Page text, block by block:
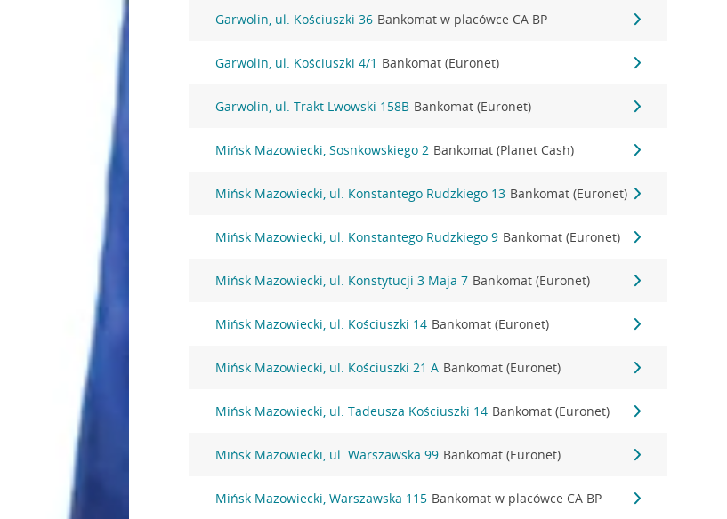
Garwolin, ul. Kościuszki 36 Bankomat w placówce CA BP
Garwolin, ul. Kościuszki 4/1 Bankomat (Euronet)
Garwolin, ul. Trakt Lwowski 158B Bankomat (Euronet)
Mińsk Mazowiecki, Sosnkowskiego 2 Bankomat (Planet Cash)
Mińsk Mazowiecki, ul. Konstantego Rudzkiego 13 Bankomat (Euronet)
Mińsk Mazowiecki, ul. Konstantego Rudzkiego 9 Bankomat (Euronet)
Mińsk Mazowiecki, ul. Konstytucji 3 Maja 7 Bankomat (Euronet)
Mińsk Mazowiecki, ul. Kościuszki 14 Bankomat (Euronet)
Mińsk Mazowiecki, ul. Kościuszki 21 A Bankomat (Euronet)
Mińsk Mazowiecki, ul. Tadeusza Kościuszki 14 Bankomat (Euronet)
Mińsk Mazowiecki, ul. Warszawska 99 Bankomat (Euronet)
Mińsk Mazowiecki, Warszawska 115 Bankomat w placówce CA BP